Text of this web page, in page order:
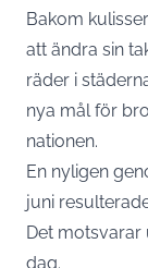
Bakom
att ändra sin
räder i
nya mål för
nationen.
En nyligen
juni
Det motsvarar
dag.